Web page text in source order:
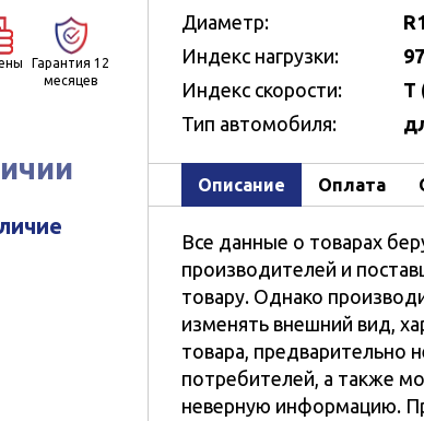
Гарантия 12
месяцев
Диаметр:
Индекс нагрузки:
97
Индекс скорости:
T
Тип автомобиля:
Описание Оплата
Все данные о товарах
производителей и
товару. Однако
изменять внешний вид,
товара, предварительно
потребителей, а также
неверную информацию.